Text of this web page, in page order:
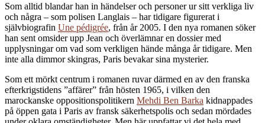
Som alltid blandar han in händelser och personer ur sitt verkliga liv
och några – som polisen Langlais – har tidigare figurerat i
självbiografin Une pédigrée, från år 2005. I den nya romanen söker
han sent omsider upp Jean och överlämnar en dossier med
upplysningar om vad som verkligen hände många år tidigare. Men
inte alla dimmor skingras, Paris bevakar sina mysterier.
Som ett mörkt centrum i romanen ruvar därmed en av den franska
efterkrigstidens ”affärer” från hösten 1965, i vilken den
marockanske oppositionspolitikern Mehdi Ben Barka kidnappades
på öppen gata i Paris av fransk säkerhetspolis och sedan mördades